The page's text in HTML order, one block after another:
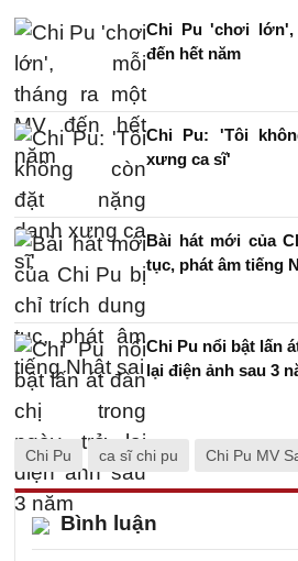
Chi Pu 'chơi lớn',
đến hết năm
Chi Pu: 'Tôi
xưng ca sĩ'
Bài hát mới của
tục, phát âm tiếng
Chi Pu nổi bật lấn
lại điện ảnh sau 3
Chi Pu ca sĩ chi pu Chi Pu MV
Bình luận